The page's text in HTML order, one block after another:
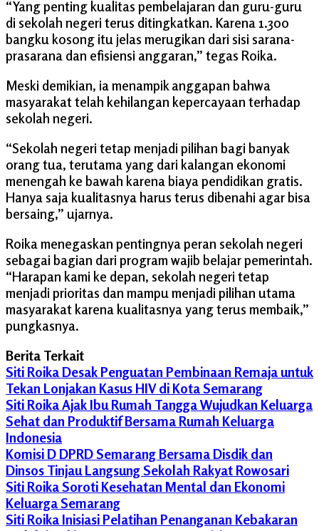
“Yang penting kualitas pembelajaran dan guru-guru
di sekolah negeri terus ditingkatkan. Karena 1.300
bangku kosong itu jelas merugikan dari sisi sarana-
prasarana dan efisiensi anggaran,” tegas Roika.
Meski demikian, ia menampik anggapan bahwa
masyarakat telah kehilangan kepercayaan terhadap
sekolah negeri.
“Sekolah negeri tetap menjadi pilihan bagi banyak
orang tua, terutama yang dari kalangan ekonomi
menengah ke bawah karena biaya pendidikan gratis.
Hanya saja kualitasnya harus terus dibenahi agar bisa
bersaing,” ujarnya.
Roika menegaskan pentingnya peran sekolah negeri
sebagai bagian dari program wajib belajar pemerintah.
“Harapan kami ke depan, sekolah negeri tetap
menjadi prioritas dan mampu menjadi pilihan utama
masyarakat karena kualitasnya yang terus membaik,”
pungkasnya.
Berita Terkait
Siti Roika Desak Penguatan Pembinaan Remaja untuk
Tekan Lonjakan Kasus HIV di Kota Semarang
Siti Roika Ajak Ibu Rumah Tangga Wujudkan Keluarga
Sehat dan Produktif Bersama Rumah Keluarga
Indonesia
Komisi D DPRD Semarang Bersama Disdik dan
Dinsos Tinjau Langsung Sekolah Rakyat Rowosari
Siti Roika Soroti Kesehatan Mental dan Ekonomi
Keluarga Semarang
Siti Roika Inisiasi Pelatihan Penanganan Kebakaran